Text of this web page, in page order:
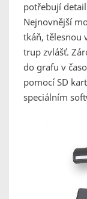
potřebují
Nejnovnější
tkáň, tělesnou
trup zvlášť.
do grafu v
pomocí SD
speciálním